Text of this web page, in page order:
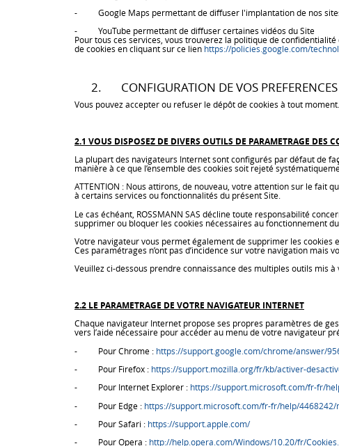
- Google Maps permettant de diffuser l'implantation de nos
- YouTube permettant de diffuser certaines vidéos du Site
Pour tous ces services, vous trouverez la politique de
de cookies en cliquant sur ce lien https://policies.google.com/
2. CONFIGURATION DE VOS PREFERENCES
Vous pouvez accepter ou refuser le dépôt de cookies à tout moment.
2.1 VOUS DISPOSEZ DE DIVERS OUTILS DE PARAMETRAGE DES
La plupart des navigateurs Internet sont configurés par défaut de
manière à ce que l’ensemble des cookies soit rejeté
ATTENTION : Nous attirons, de nouveau, votre attention sur le fait
à certains services ou fonctionnalités du présent Site.
Le cas échéant, ROSSMANN SAS décline toute responsabilité
supprimer ou bloquer les cookies nécessaires au fonctionnement
Votre navigateur vous permet également de supprimer les cookies
Ces paramétrages n’ont pas d’incidence sur votre navigation mais
Veuillez ci-dessous prendre connaissance des multiples outils mis
2.2 LE PARAMETRAGE DE VOTRE NAVIGATEUR INTERNET
Chaque navigateur Internet propose ses propres paramètres de
vers l’aide nécessaire pour accéder au menu de votre navigateur
- Pour Chrome : https://support.google.com/chrome/answer/
- Pour Firefox : https://support.mozilla.org/fr/kb/activer-
- Pour Internet Explorer : https://support.microsoft.com/fr-fr/
- Pour Edge : https://support.microsoft.com/fr-fr/help/
- Pour Safari : https://support.apple.com/
- Pour Opera : http://help.opera.com/Windows/10.20/fr/